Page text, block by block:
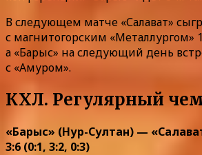
В следующем матче «Салават»
с магнитогорским «Металлургом»
а «Барыс» на следующий день
с «Амуром».
КХЛ. Регулярный
«Барыс» (Нур-Султан) —
3:6 (0:1, 3:2, 0:3)